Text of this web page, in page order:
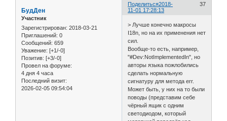
Поделиться 37
2018-
11-01 17:28:13
БудДен
Участник
Зарегистрирован: 2018-03-21
Приглашений: 0
Сообщений: 659
Уважение: [+1/-0]
Позитив: [+3/-0]
Провел на форуме:
4 дня 4 часа
Последний визит:
2026-02-05 09:54:04
> Лучше конечно макросы
I18n, но на их применения нет
сил.
Вообще-то есть, например,
"#Dev:NotImplementedIn", но
авторы языка пожлобились
сделать нормальную
сигнатуру для метода err.
Может быть, у них на то были
поводы (представим себе
чёрный ящик с одним
светодиодом, который